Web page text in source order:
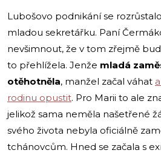
Lubošovo podnikání se
mladou sekretářku. Paní
nevšimnout, že v tom zřejmě
to přehlížela. Jenže mladá
otěhotněla, manžel začal váhat
rodinu opustit. Pro Marii to ale
jelikož sama neměla našetřené
svého života nebyla oficiálně
tchánovcům. Hned se začala s